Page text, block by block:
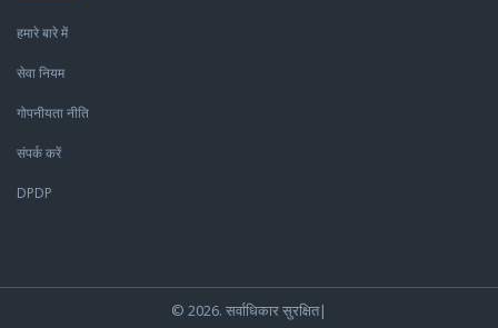
हमारे बारे में
सेवा नियम
गोपनीयता नीति
संपर्क करें
DPDP
© 2026. सर्वाधिकार सुरक्षित|